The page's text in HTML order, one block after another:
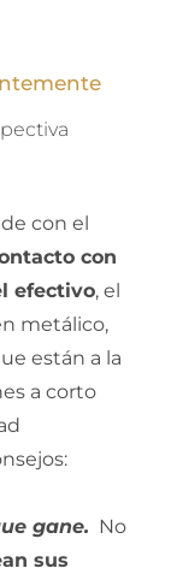
con el
con
efectivo, el
metálico,
están a la
a corto
gane. No
sus